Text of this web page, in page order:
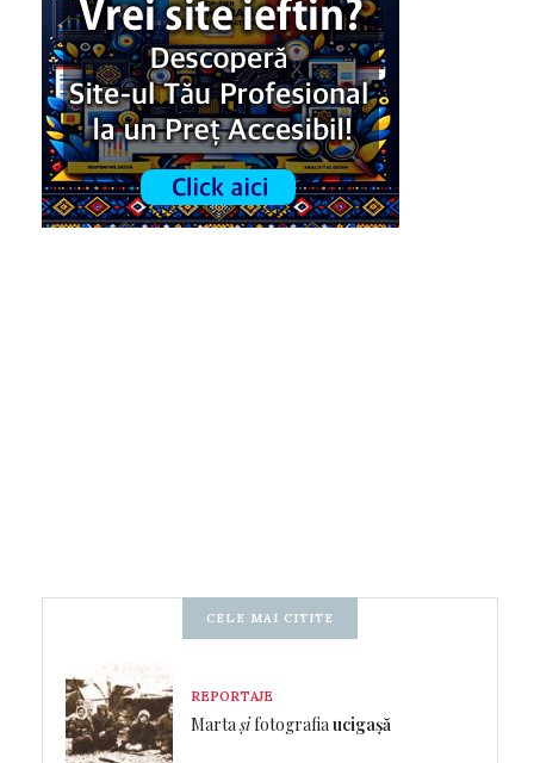
CELE MAI CITITE
REPORTAJE
Martașifotografiaucigașă